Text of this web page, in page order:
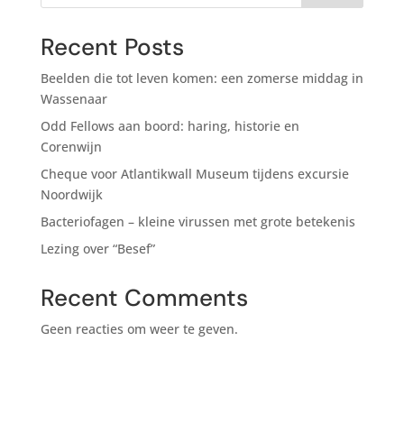
Recent Posts
Beelden die tot leven komen: een zomerse middag in
Wassenaar
Odd Fellows aan boord: haring, historie en
Corenwijn
Cheque voor Atlantikwall Museum tijdens excursie
Noordwijk
Bacteriofagen – kleine virussen met grote betekenis
Lezing over “Besef”
Recent Comments
Geen reacties om weer te geven.